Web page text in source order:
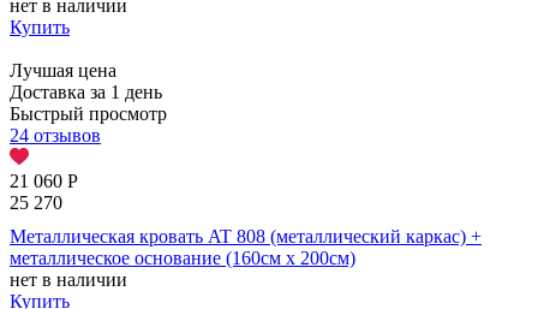
нет в наличии
Купить
Лучшая цена
Доставка за 1 день
Быстрый просмотр
24 отзывов
21 060 Р
25 270
Металлическая кровать AT 808 (металлический каркас) +
металлическое основание (160см x 200см)
нет в наличии
Купить